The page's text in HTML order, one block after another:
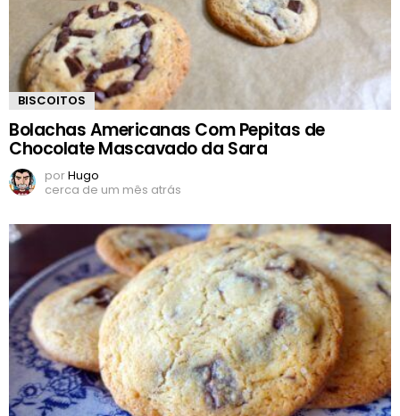
BISCOITOS
Bolachas Americanas Com Pepitas de
Chocolate Mascavado da Sara
porHugo
cerca de um mês atrás